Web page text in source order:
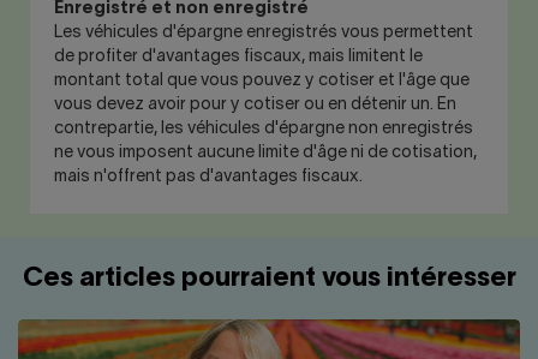
Enregistré et non enregistré
Les véhicules d'épargne enregistrés vous permettent
de profiter d'avantages fiscaux, mais limitent le
montant total que vous pouvez y cotiser et l'âge que
vous devez avoir pour y cotiser ou en détenir un. En
contrepartie, les véhicules d'épargne non enregistrés
ne vous imposent aucune limite d'âge ni de cotisation,
mais n'offrent pas d'avantages fiscaux.
Ces articles pourraient vous intéresser